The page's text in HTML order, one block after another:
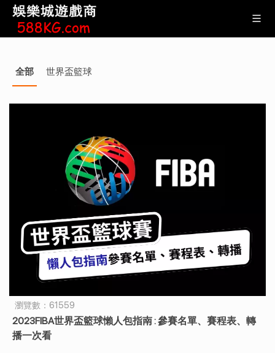
全部 世界盃籃球
瀏覽數：61559
2023FIBA世界盃籃球懶人包指南 : 參賽名單、賽程表、轉
播一次看